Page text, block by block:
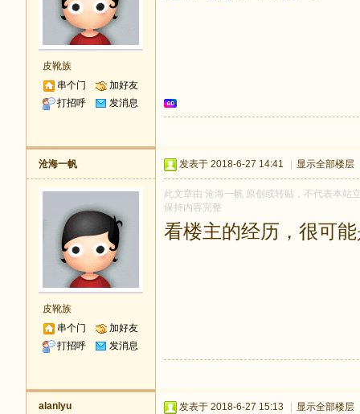
皮靴族
串个门
加好友
打招呼
发消息
沧海一帆
皮靴族
串个门
加好友
打招呼
发消息
发表于 2018-6-27 14:41 显示全部楼层
此文章由 沧海一帆 原创或转贴，不代表本站
保持内容完整
看楼主的经历，很可
alanlyu 发表于 2018-6-27 15:13 显示全部楼层